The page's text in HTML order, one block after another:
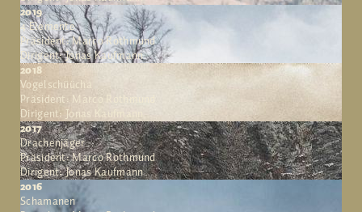
2019
4 Elemente
Präsident: Marco Rothmund
Dirigent: Jonas Kaufmann
2018
Vogelschüücha
Präsident: Marco Rothmund
Dirigent: Jonas Kaufmann
2017
Drachenjäger
Präsident: Marco Rothmund
Dirigent: Jonas Kaufmann
2016
Schamanen